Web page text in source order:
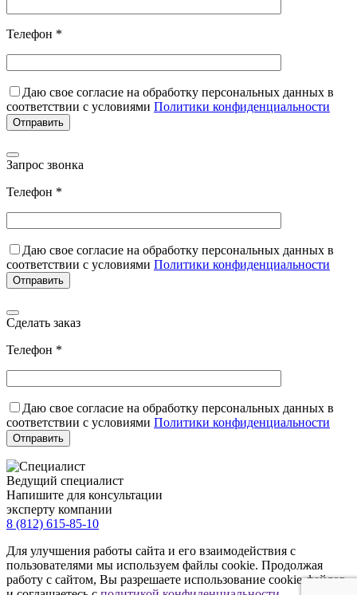
Телефон *
Даю свое согласие на обработку персональных данных в
соответствии с условиями Политики конфиденциальности
Запрос звонка
Телефон *
Даю свое согласие на обработку персональных данных в
соответствии с условиями Политики конфиденциальности
Сделать заказ
Телефон *
Даю свое согласие на обработку персональных данных в
соответствии с условиями Политики конфиденциальности
Ведущий специалист
Напишите для консультации
эксперту компании
8 (812) 615-85-10
Для улучшения работы сайта и его взаимодействия с
пользователями мы используем файлы cookie. Продолжая
работу с сайтом, Вы разрешаете использование cookie-файлов